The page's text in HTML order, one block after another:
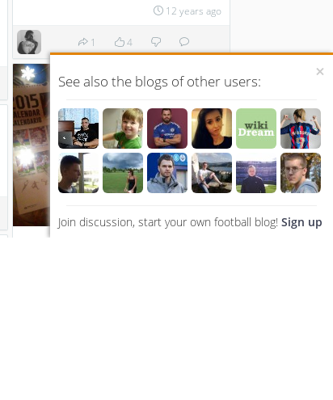
×
See also the blogs of other users:
Join discussion, start your own football blog! Sign up
12 years ago
1 4
A taka byłam niegrzeczna...